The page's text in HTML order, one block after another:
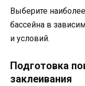
Выберите
бассейна в
и условий.
Подготовка
заклеивания